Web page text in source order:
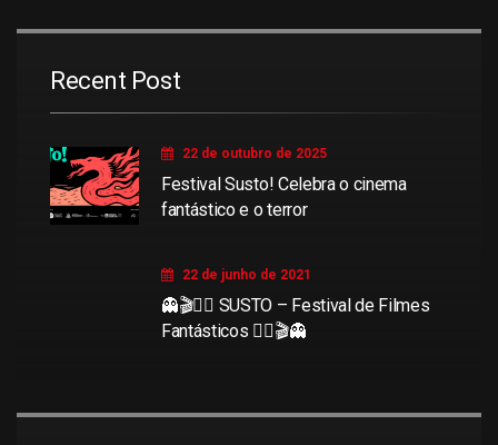
Recent Post
22 de outubro de 2025
Festival Susto! Celebra o cinema
fantástico e o terror
22 de junho de 2021
👻🎬🧜‍♀️ SUSTO – Festival de Filmes
Fantásticos 🧜‍♀️🎬👻